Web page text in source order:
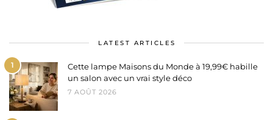
LATEST ARTICLES
1
Cette lampe Maisons du Monde à 19,99€ habille
un salon avec un vrai style déco
7 AOÛT 2026